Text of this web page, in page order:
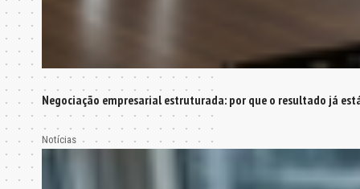
Negociação empresarial estruturada: por que o resultado já
Notícias